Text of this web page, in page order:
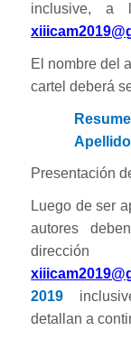
inclusive, a
El nombre del
cartel deberá
Presentación
Luego de ser
autores
2019
detallan a